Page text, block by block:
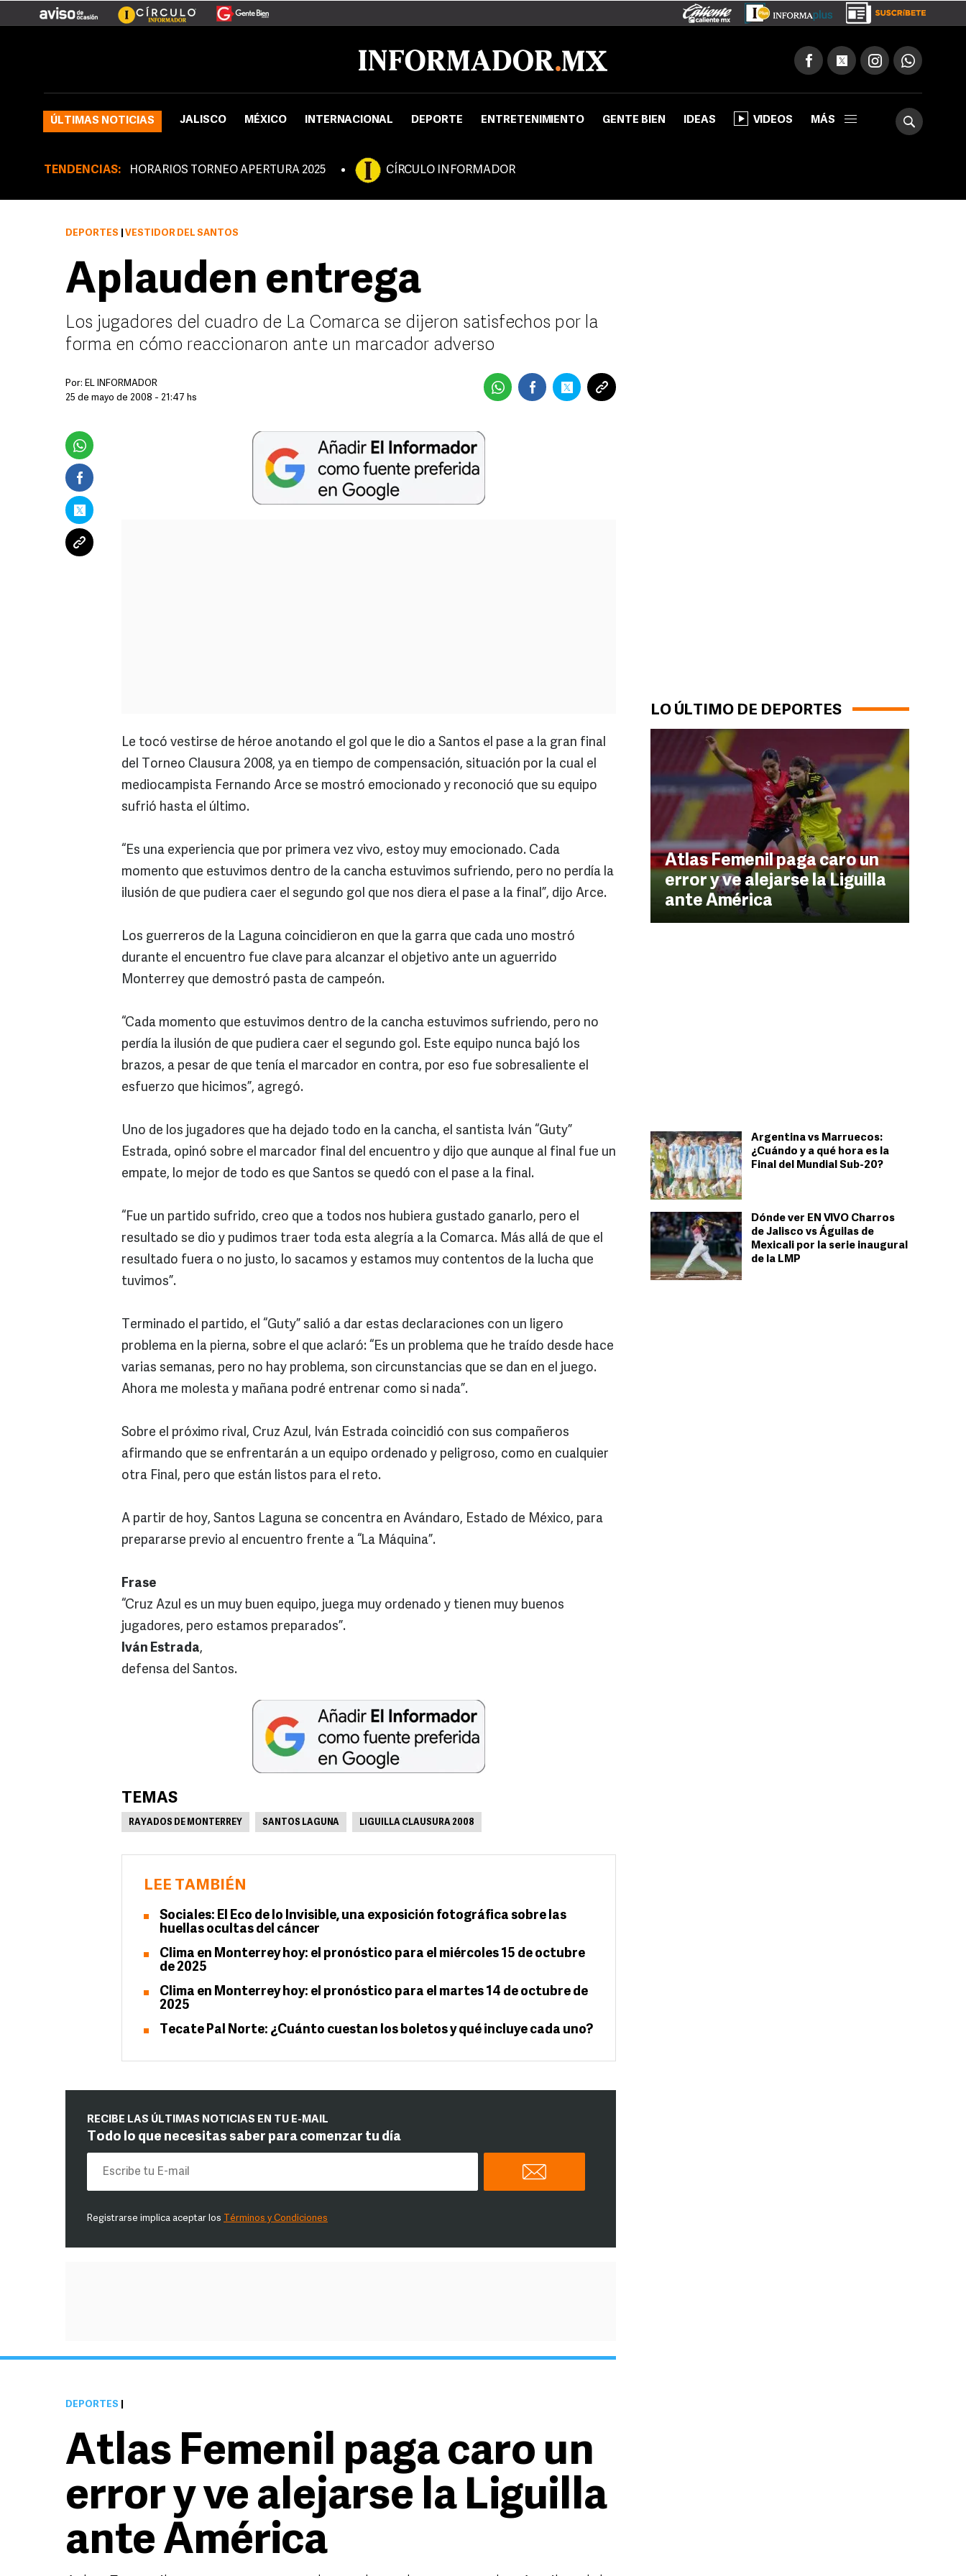
ÚLTIMAS NOTICIAS JALISCO MÉXICO INTERNACIONAL DEPORTE ENTRETENIMIENTO GENTE BIEN IDEAS VIDEOS MÁS
TENDENCIAS: HORARIOS TORNEO APERTURA 2025 CÍRCULO INFORMADOR
LO ÚLTIMO DE DEPORTES
Atlas Femenil paga caro un
error y ve alejarse la Liguilla
ante América
Argentina vs Marruecos:
¿Cuándo y a qué hora es la
Final del Mundial Sub-20?
Dónde ver EN VIVO Charros
de Jalisco vs Águilas de
Mexicali por la serie inaugural
de la LMP
DEPORTES VESTIDOR DEL SANTOS
Aplauden entrega
Los jugadores del cuadro de La Comarca se dijeron satisfechos por la
forma en cómo reaccionaron ante un marcador adverso
Por: EL INFORMADOR
25 de mayo de 2008 - 21:47 hs
Le tocó vestirse de héroe anotando el gol que le dio a Santos el pase a la gran final
del Torneo Clausura 2008, ya en tiempo de compensación, situación por la cual el
mediocampista Fernando Arce se mostró emocionado y reconoció que su equipo
sufrió hasta el último.
“Es una experiencia que por primera vez vivo, estoy muy emocionado. Cada
momento que estuvimos dentro de la cancha estuvimos sufriendo, pero no perdía la
ilusión de que pudiera caer el segundo gol que nos diera el pase a la final”, dijo Arce.
Los guerreros de la Laguna coincidieron en que la garra que cada uno mostró
durante el encuentro fue clave para alcanzar el objetivo ante un aguerrido
Monterrey que demostró pasta de campeón.
“Cada momento que estuvimos dentro de la cancha estuvimos sufriendo, pero no
perdía la ilusión de que pudiera caer el segundo gol. Este equipo nunca bajó los
brazos, a pesar de que tenía el marcador en contra, por eso fue sobresaliente el
esfuerzo que hicimos”, agregó.
Uno de los jugadores que ha dejado todo en la cancha, el santista Iván “Guty”
Estrada, opinó sobre el marcador final del encuentro y dijo que aunque al final fue un
empate, lo mejor de todo es que Santos se quedó con el pase a la final.
“Fue un partido sufrido, creo que a todos nos hubiera gustado ganarlo, pero el
resultado se dio y pudimos traer toda esta alegría a la Comarca. Más allá de que el
resultado fuera o no justo, lo sacamos y estamos muy contentos de la lucha que
tuvimos”.
Terminado el partido, el “Guty” salió a dar estas declaraciones con un ligero
problema en la pierna, sobre el que aclaró: “Es un problema que he traído desde hace
varias semanas, pero no hay problema, son circunstancias que se dan en el juego.
Ahora me molesta y mañana podré entrenar como si nada”.
Sobre el próximo rival, Cruz Azul, Iván Estrada coincidió con sus compañeros
afirmando que se enfrentarán a un equipo ordenado y peligroso, como en cualquier
otra Final, pero que están listos para el reto.
A partir de hoy, Santos Laguna se concentra en Avándaro, Estado de México, para
prepararse previo al encuentro frente a “La Máquina”.
Frase
“Cruz Azul es un muy buen equipo, juega muy ordenado y tienen muy buenos
jugadores, pero estamos preparados”.
Iván Estrada,
defensa del Santos.
TEMAS
RAYADOS DE MONTERREY SANTOS LAGUNA LIGUILLA CLAUSURA 2008
LEE TAMBIÉN
Sociales: El Eco de lo Invisible, una exposición fotográfica sobre las
huellas ocultas del cáncer
Clima en Monterrey hoy: el pronóstico para el miércoles 15 de octubre
de 2025
Clima en Monterrey hoy: el pronóstico para el martes 14 de octubre de
2025
Tecate Pal Norte: ¿Cuánto cuestan los boletos y qué incluye cada uno?
RECIBE LAS ÚLTIMAS NOTICIAS EN TU E-MAIL
Todo lo que necesitas saber para comenzar tu día
Registrarse implica aceptar los Términos y Condiciones
DEPORTES
Atlas Femenil paga caro un
error y ve alejarse la Liguilla
ante América